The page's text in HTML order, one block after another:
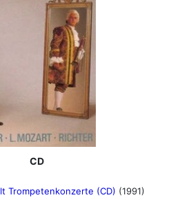
CD
Trompetenkonzerte (CD) (1991)